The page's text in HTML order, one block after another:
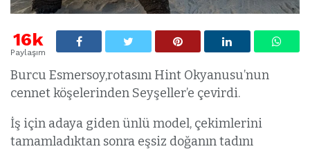
16k
Paylaşım
Burcu Esmersoy,rotasını Hint Okyanusu’nun
cennet köşelerinden Seyşeller’e çevirdi.
İş için adaya giden ünlü model, çekimlerini
tamamladıktan sonra eşsiz doğanın tadını